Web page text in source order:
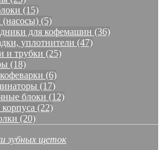
(15)
(5)
для кофемашин (36)
уплотнители (47)
и трубки (25)
(18)
(6)
(17)
блоки (12)
корпуса (22)
(20)
зубных щеток